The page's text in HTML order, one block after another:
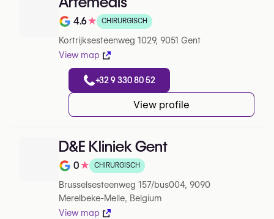
Note de 4.6 sur 5 sur Google
4.6★ CHIRURGISCH
Kortrijksesteenweg 1029, 9051 Gent
View map
+32 9 330 80 52
View profile
D&E Kliniek Gent
Note de 0 sur 5 sur Google
0★ CHIRURGISCH
Brusselsesteenweg 157/bus004, 9090
Merelbeke-Melle, Belgium
View map